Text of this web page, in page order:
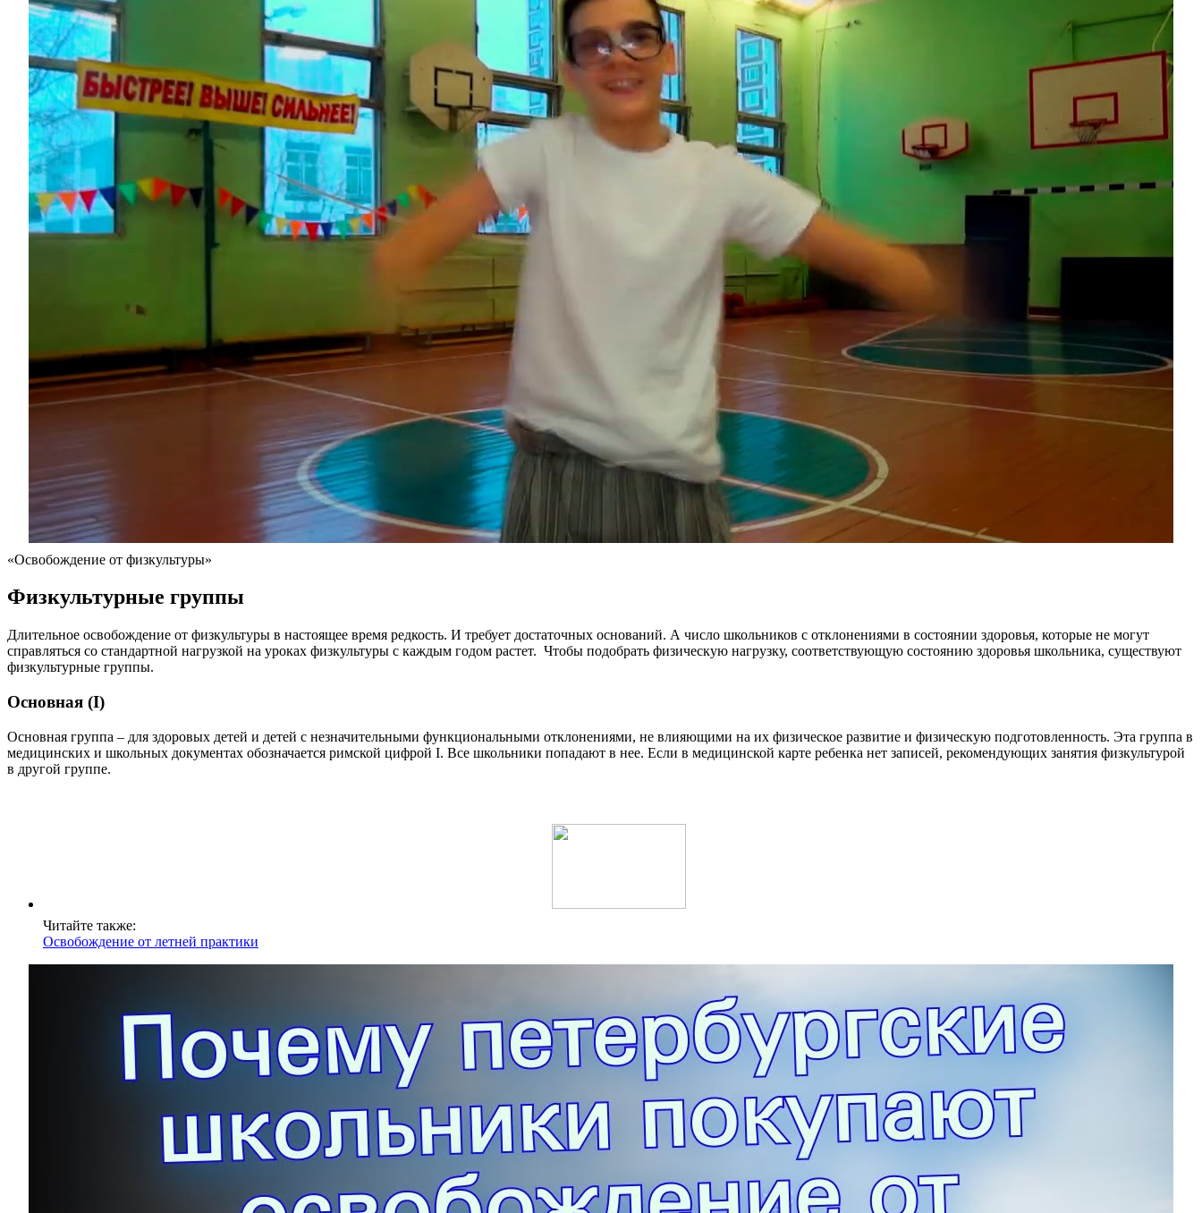
«Освобождение от физкультуры»
Физкультурные группы
Длительное освобождение от физкультуры в настоящее время редкость. И требует достаточных оснований. А число школьников с отклонениями в состоянии здоровья, которые не могут
справляться со стандартной нагрузкой на уроках физкультуры с каждым годом растет. Чтобы подобрать физическую нагрузку, соответствующую состоянию здоровья школьника, существуют
физкультурные группы.
Основная (I)
Основная группа – для здоровых детей и детей с незначительными функциональными отклонениями, не влияющими на их физическое развитие и физическую подготовленность. Эта группа в
медицинских и школьных документах обозначается римской цифрой I. Все школьники попадают в нее. Если в медицинской карте ребенка нет записей, рекомендующих занятия физкультурой
в другой группе.
Читайте также:
Освобождение от летней практики